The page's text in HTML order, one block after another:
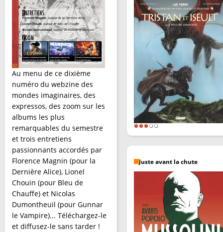
Au menu de ce dixième
numéro du webzine des
mondes imaginaires, des
expressos, des zoom sur les
albums les plus
remarquables du semestre
et trois entretiens
passionnants accordés par
Florence Magnin (pour la
Dernière Alice), Lionel
Chouin (pour Bleu de
Chauffe) et Nicolas
Dumontheuil (pour Gunnar
le Vampire)... Téléchargez-le
et diffusez-le sans tarder !
Juste avant la chute